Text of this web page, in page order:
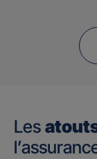
Les